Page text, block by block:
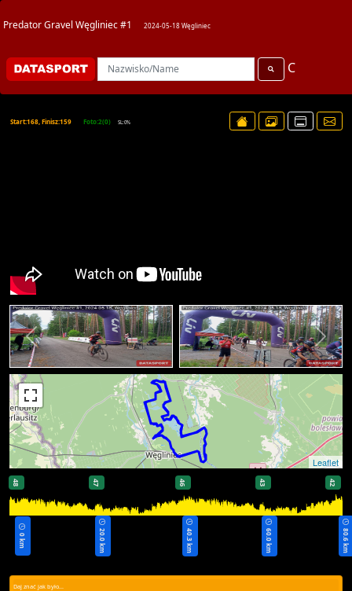
Predator Gravel Węgliniec #1 2024-05-18 Węgliniec
C
Start:168, Finisz:159 Foto:2(0) SL:0%
Leaflet
0 km
48 47
20.0 km
46
40.3 km
43
60.0 km
42
80.6 km
Daj znać jak było...